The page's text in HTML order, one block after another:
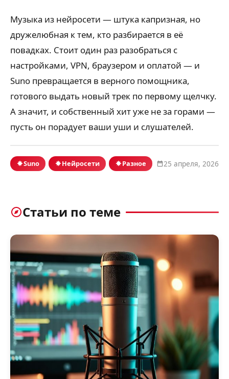
Музыка из нейросети — штука капризная, но
дружелюбная к тем, кто разбирается в её
повадках. Стоит один раз разобраться с
настройками, VPN, браузером и оплатой — и
Suno превращается в верного помощника,
готового выдать новый трек по первому щелчку.
А значит, и собственный хит уже не за горами —
пусть он порадует ваши уши и слушателей.
Suno Нейросети Разное 25 апреля, 2026
Статьи по теме